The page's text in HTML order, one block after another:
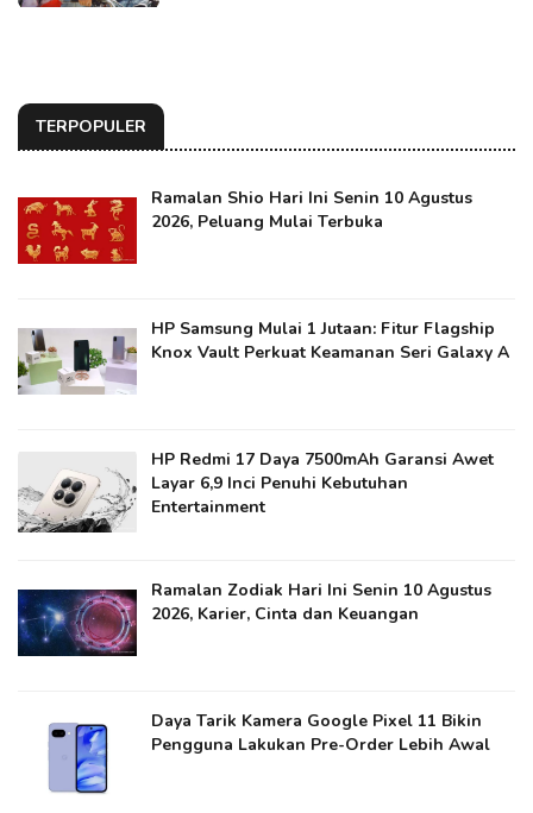
TERPOPULER
Ramalan Shio Hari Ini Senin 10 Agustus
2026, Peluang Mulai Terbuka
HP Samsung Mulai 1 Jutaan: Fitur Flagship
Knox Vault Perkuat Keamanan Seri Galaxy A
HP Redmi 17 Daya 7500mAh Garansi Awet
Layar 6,9 Inci Penuhi Kebutuhan
Entertainment
Ramalan Zodiak Hari Ini Senin 10 Agustus
2026, Karier, Cinta dan Keuangan
Daya Tarik Kamera Google Pixel 11 Bikin
Pengguna Lakukan Pre-Order Lebih Awal